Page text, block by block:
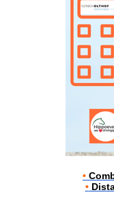
•
•